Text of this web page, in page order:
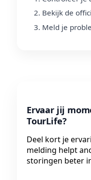
Bekijk de
Meld je
Ervaar jij
TourLife?
Deel kort je
melding helpt
storingen beter